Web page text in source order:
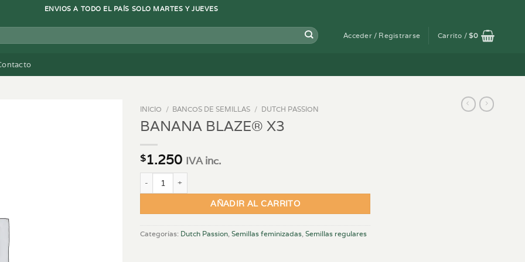
ENVIOS A TODO EL PAÍS SOLO MARTES Y JUEVES
Acceder / Registrarse Carrito /$0
INICIO / BANCOS DE SEMILLAS / DUTCH PASSION
BANANA BLAZE® X3
$1.250 IVA inc.
AÑADIR AL CARRITO
Categorías: Dutch Passion Semillas feminizadas Semillas regulares